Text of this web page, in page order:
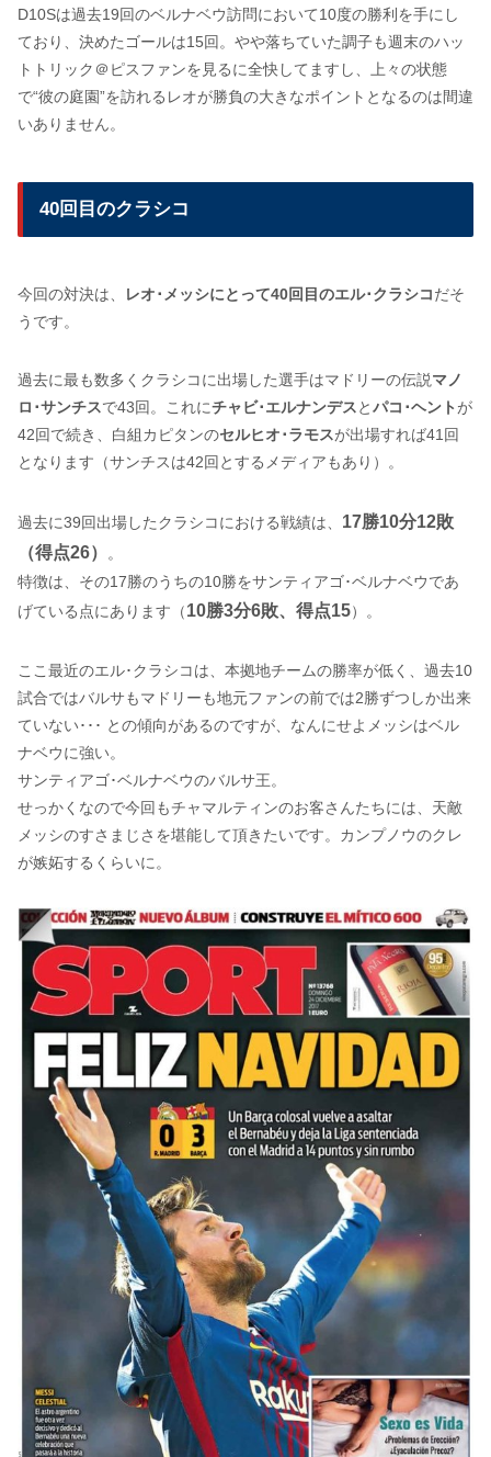
D10Sは過去19回のベルナベウ訪問において10度の勝利を手にし
ており、決めたゴールは15回。やや落ちていた調子も週末のハッ
トトリック＠ピスファンを見るに全快してますし、上々の状態
で“彼の庭園”を訪れるレオが勝負の大きなポイントとなるのは間違
いありません。
40回目のクラシコ
今回の対決は、 レオ･メッシにとって40回目のエル･クラシコだそ
うです。
過去に最も数多くクラシコに出場した選手はマドリーの伝説マノ
ロ･サンチスで43回。これにチャビ･エルナンデスとパコ･ヘント が
42回で続き、白組カピタンのセルヒオ･ラモスが出場すれば41回
となります（サンチスは42回とするメディアもあり）。
過去に39回出場したクラシコにおける戦績は、 17勝10分12敗
（得点26） 。
特徴は、その17勝のうちの10勝をサンティアゴ･ベルナベウであ
げている点にあります（10勝3分6敗、得点15）。
ここ最近のエル･クラシコは、本拠地チームの勝率が低く、過去10
試合ではバルサもマドリーも地元ファンの前では2勝ずつしか出来
ていない･･･ との傾向があるのですが、なんにせよメッシはベル
ナベウに強い。
サンティアゴ･ベルナベウのバルサ王。
せっかくなので今回もチャマルティンのお客さんたちには、天敵
メッシのすさまじさを堪能して頂きたいです。カンプノウのクレ
が嫉妬するくらいに。